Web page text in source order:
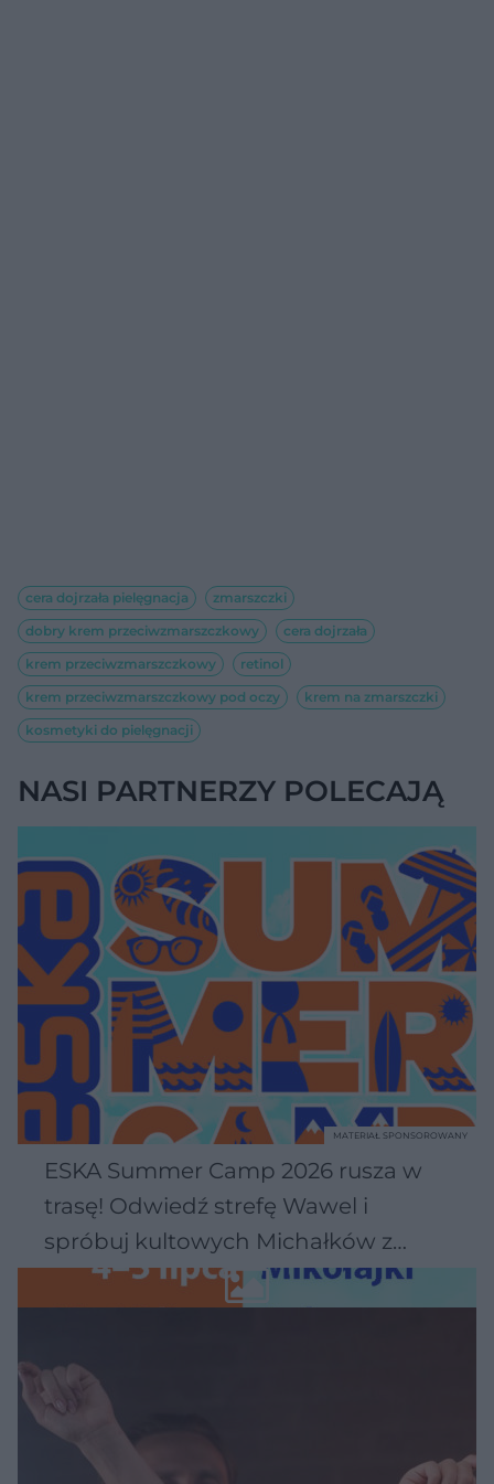
cera dojrzała pielęgnacja
zmarszczki
dobry krem przeciwzmarszczkowy
cera dojrzała
krem przeciwzmarszczkowy
retinol
krem przeciwzmarszczkowy pod oczy
krem na zmarszczki
kosmetyki do pielęgnacji
NASI PARTNERZY POLECAJĄ
ESKA Summer Camp 2026 rusza w
trasę! Odwiedź strefę Wawel i
spróbuj kultowych Michałków z
Wawelu
MATERIAŁ SPONSOROWANY